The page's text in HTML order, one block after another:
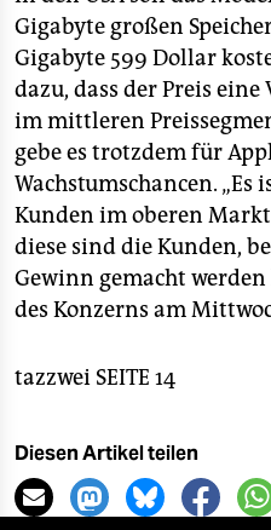
Gigabyte großen
Gigabyte 599 Dollar
dazu, dass der Preis
im mittleren
gebe es trotzdem für
Wachstumschancen.
Kunden im oberen
diese sind die Kunden,
Gewinn gemacht werden
des Konzerns am
tazzwei SEITE 14
Diesen Artikel teilen